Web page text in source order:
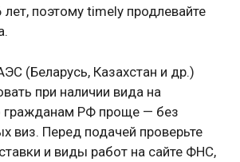
поэтому timely продлевайте
(Беларусь, Казахстан и др.)
при наличии вида на
гражданам РФ проще — без
виз. Перед подачей проверьте
и виды работ на сайте ФНС,